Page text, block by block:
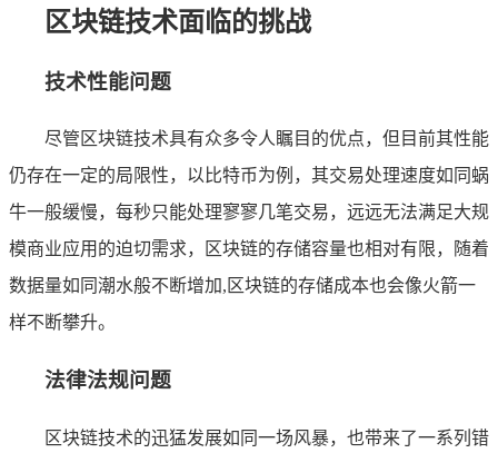
区块链技术面临的挑战
技术性能问题
尽管区块链技术具有众多令人瞩目的优点，但目前其性能
仍存在一定的局限性，以比特币为例，其交易处理速度如同蜗
牛一般缓慢，每秒只能处理寥寥几笔交易，远远无法满足大规
模商业应用的迫切需求，区块链的存储容量也相对有限，随着
数据量如同潮水般不断增加,区块链的存储成本也会像火箭一
样不断攀升。
法律法规问题
区块链技术的迅猛发展如同一场风暴，也带来了一系列错